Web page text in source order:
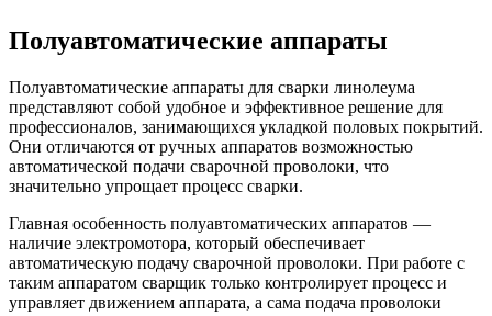
Полуавтоматические аппараты
Полуавтоматические аппараты для сварки линолеума
представляют собой удобное и эффективное решение для
профессионалов, занимающихся укладкой половых покрытий.
Они отличаются от ручных аппаратов возможностью
автоматической подачи сварочной проволоки, что
значительно упрощает процесс сварки.
Главная особенность полуавтоматических аппаратов —
наличие электромотора, который обеспечивает
автоматическую подачу сварочной проволоки. При работе с
таким аппаратом сварщик только контролирует процесс и
управляет движением аппарата, а сама подача проволоки